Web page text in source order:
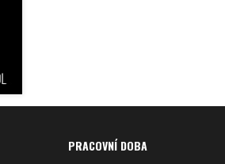
PRACOVNÍ DOBA